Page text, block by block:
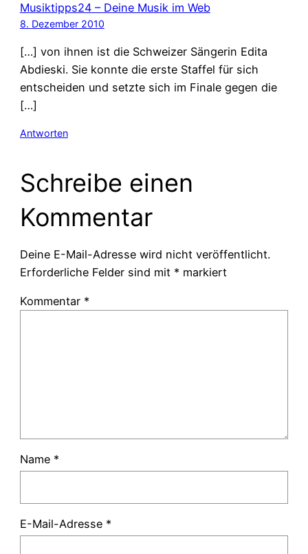
Musiktipps24 – Deine Musik im Web
8. Dezember 2010
[…] von ihnen ist die Schweizer Sängerin Edita
Abdieski. Sie konnte die erste Staffel für sich
entscheiden und setzte sich im Finale gegen die
[…]
Antworten
Schreibe einen
Kommentar
Deine E-Mail-Adresse wird nicht veröffentlicht.
Erforderliche Felder sind mit * markiert
Kommentar *
Name *
E-Mail-Adresse *